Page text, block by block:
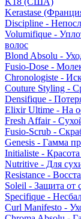
Kerastase
Discipline -
Volumifique -
волос
Blond Absolu -
Fusio-Dose -
Chronologiste -
Couture Styling -
Densifique -
Elixir Ultime - На
Fresh Affair -
Fusio-Scrub -
Genesis - Гамма
Initialiste -
Nutritive - Для
Resistance -
Soleil - Защита от
Specifique -
Curl Manifesto -